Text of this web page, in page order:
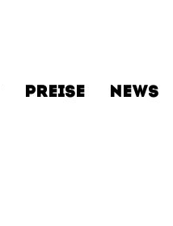
PREISE NEWS